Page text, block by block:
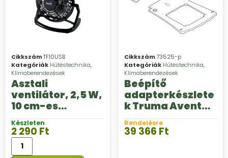
CikkszámTF10USB
Kategóriák Hűtéstechnika,
Klímaberendezések
Asztali
ventilátor, 2,5 W,
10 cm-es
lapátátmérő, 1
fokozat, 1,4 m
USB vezeték,
fekete
Készleten
2 290 Ft
Cikkszám73525-p
Kategóriák Hűtéstechnika,
Klímaberendezések
Beépítő
adapterkészlete
k Truma Aventa
comfort 2.
generációs
Rendelésre
39 366 Ft